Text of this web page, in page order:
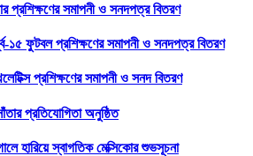
প্রশিক্ষণের সমাপনী ও সনদপত্র বিতরণ
১৫ ফুটবল প্রশিক্ষণের সমাপনী ও সনদপত্র বিতরণ
প্রশিক্ষণের সমাপনী ও সনদ বিতরণ
প্রতিযোগিতা অনুষ্ঠিত
হারিয়ে স্বাগতিক মেক্সিকোর শুভসূচনা